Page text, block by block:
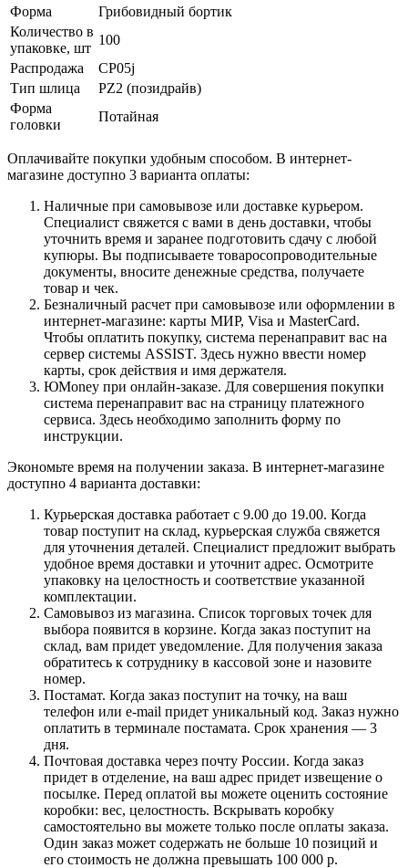
Форма
Грибовидный бортик
Количество в
упаковке, шт
100
Распродажа
CP05j
Тип шлица
РZ2 (позидрайв)
Форма
головки
Потайная
Оплачивайте покупки удобным способом. В интернет-
магазине доступно 3 варианта оплаты:
Наличные при самовывозе или доставке курьером.
Специалист свяжется с вами в день доставки, чтобы
уточнить время и заранее подготовить сдачу с любой
купюры. Вы подписываете товаросопроводительные
документы, вносите денежные средства, получаете
товар и чек.
Безналичный расчет при самовывозе или оформлении в
интернет-магазине: карты МИР, Visa и MasterCard.
Чтобы оплатить покупку, система перенаправит вас на
сервер системы ASSIST. Здесь нужно ввести номер
карты, срок действия и имя держателя.
ЮMoney при онлайн-заказе. Для совершения покупки
система перенаправит вас на страницу платежного
сервиса. Здесь необходимо заполнить форму по
инструкции.
Экономьте время на получении заказа. В интернет-магазине
доступно 4 варианта доставки:
Курьерская доставка работает с 9.00 до 19.00. Когда
товар поступит на склад, курьерская служба свяжется
для уточнения деталей. Специалист предложит выбрать
удобное время доставки и уточнит адрес. Осмотрите
упаковку на целостность и соответствие указанной
комплектации.
Самовывоз из магазина. Список торговых точек для
выбора появится в корзине. Когда заказ поступит на
склад, вам придет уведомление. Для получения заказа
обратитесь к сотруднику в кассовой зоне и назовите
номер.
Постамат. Когда заказ поступит на точку, на ваш
телефон или e-mail придет уникальный код. Заказ нужно
оплатить в терминале постамата. Срок хранения — 3
дня.
Почтовая доставка через почту России. Когда заказ
придет в отделение, на ваш адрес придет извещение о
посылке. Перед оплатой вы можете оценить состояние
коробки: вес, целостность. Вскрывать коробку
самостоятельно вы можете только после оплаты заказа.
Один заказ может содержать не больше 10 позиций и
его стоимость не должна превышать 100 000 р.